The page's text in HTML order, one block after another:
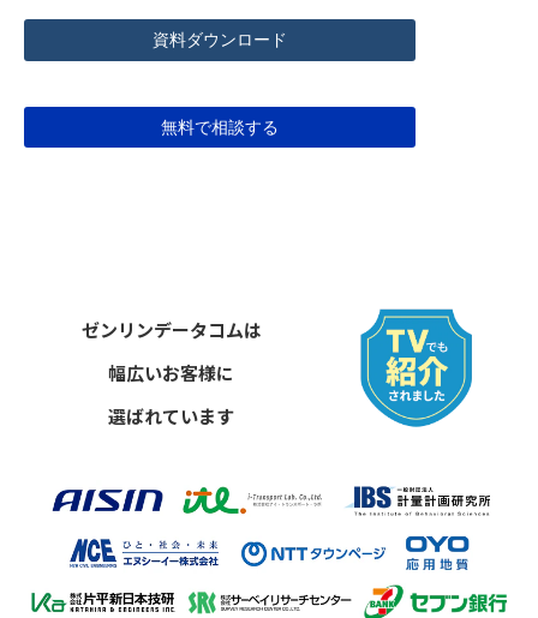
資料ダウンロード
無料で相談する
ゼンリンデータコムは
幅広いお客様に
選ばれています